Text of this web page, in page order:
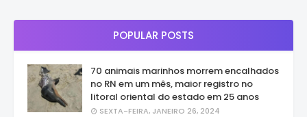
POPULAR POSTS
70 animais marinhos morrem encalhados
no RN em um mês, maior registro no
litoral oriental do estado em 25 anos
SEXTA-FEIRA, JANEIRO 26, 2024